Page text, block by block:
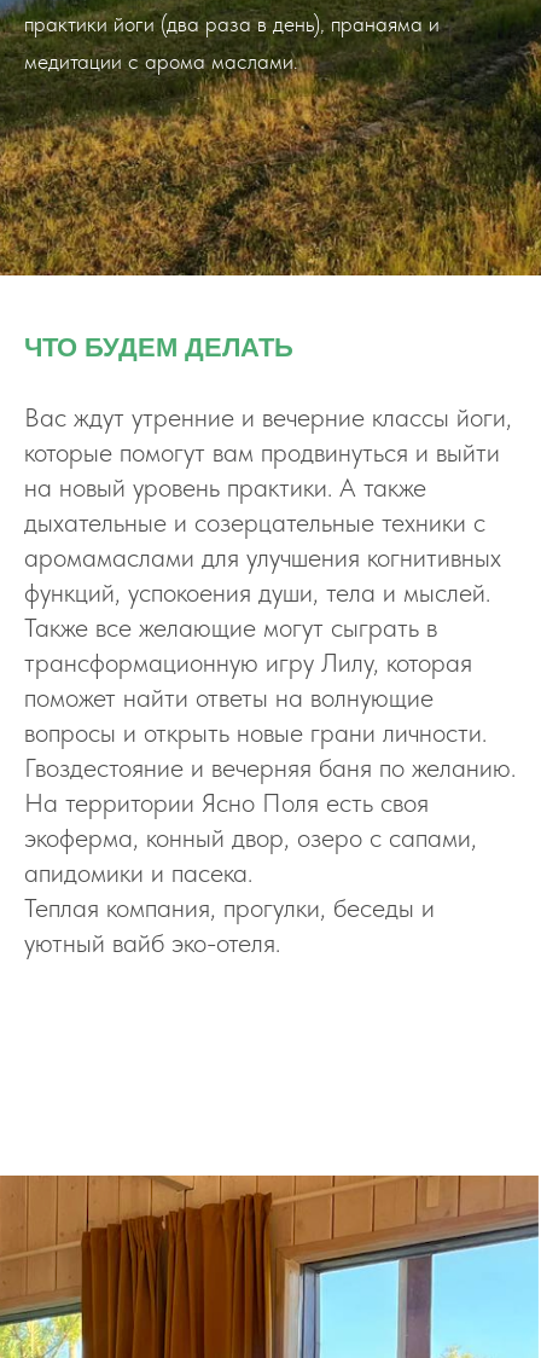
практики йоги (два раза в день), пранаяма и
медитации с арома маслами.
ЧТО БУДЕМ ДЕЛАТЬ
Вас ждут утренние и вечерние классы йоги,
которые помогут вам продвинуться и выйти
на новый уровень практики. А также
дыхательные и созерцательные техники с
аромамаслами для улучшения когнитивных
функций, успокоения души, тела и мыслей.
Также все желающие могут сыграть в
трансформационную игру Лилу, которая
поможет найти ответы на волнующие
вопросы и открыть новые грани личности.
Гвоздестояние и вечерняя баня по желанию.
На территории Ясно Поля есть своя
экоферма, конный двор, озеро с сапами,
апидомики и пасека.
Теплая компания, прогулки, беседы и
уютный вайб эко-отеля.